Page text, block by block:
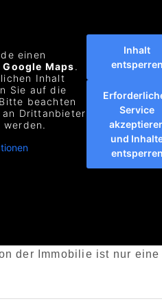
einen
Google Maps.
Inhalt
Sie auf die
beachten
an Drittanbieter
Inhalt
entsperren
Service
und
entsperren
der Immobilie ist nur eine